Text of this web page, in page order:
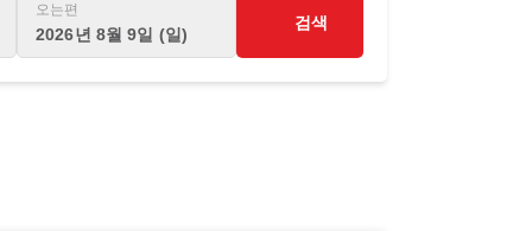
오는편
2026년 8월 9일 (일)
검색